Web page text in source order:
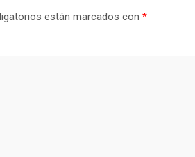
están marcados con *